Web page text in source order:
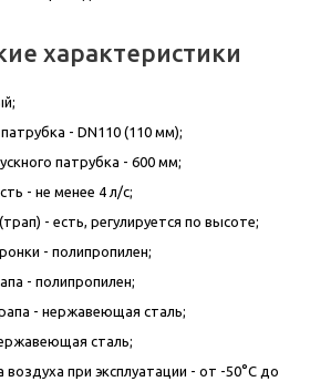
характеристики
- DN110 (110 мм);
патрубка - 600 мм;
- не менее 4 л/с;
- есть, регулируется по высоте;
- полипропилен;
- полипропилен;
- нержавеющая сталь;
сталь;
при эксплуатации - от -50°C до